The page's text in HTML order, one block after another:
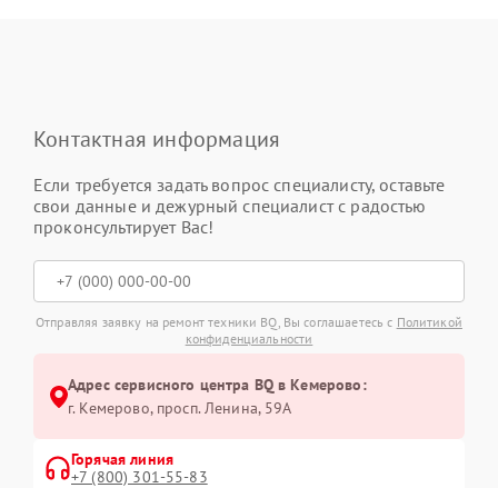
Контактная информация
Если требуется задать вопрос специалисту, оставьте
свои данные и дежурный специалист с радостью
проконсультирует Вас!
Отправляя заявку на ремонт техники BQ, Вы соглашаетесь с Политикой
конфиденциальности
Адрес сервисного центра BQ в Кемерово:
г. Кемерово, просп. Ленина, 59А
Горячая линия
+7 (800) 301-55-83